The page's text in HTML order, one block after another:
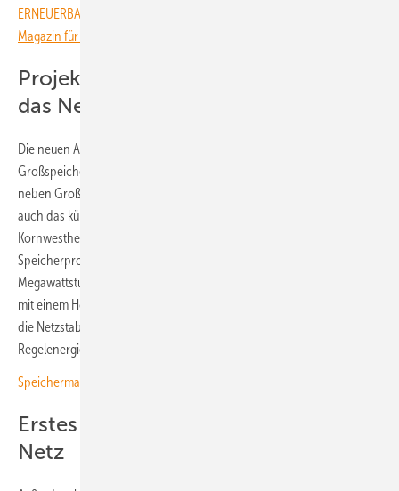
ERNEUERBARE ENERGIEN – dem größten verbandsunabhängigen
Magazin für erneuerbare Energien in Deutschland!
Projekt in Deutschland stabilisiert
das Netz
Die neuen Aufträge bauen auf einer wachsenden Referenzbasis im
Großspeichermarkt auf, die ADS-TEC vorweisen kann. Dazu zählen
neben Großspeichern, die schon seit 2016 zuverlässig am Netz sind,
auch das kürzlich gestartete Projekt für die Stadtwerke Ludwigsburg-
Kornwestheim in Deutschland. Hier beliefert ADS-TEC Energy ein
Speicherprojekt mit einer Gesamtkapazität von fünf
Megawattstunden. Das Batteriespeichersystem soll in Kombination
mit einem Holzheizkraftwerk eingesetzt werden und dazu beitragen,
die Netzstabilität zu erhöhen sowie die Teilnahme an Energie- und
Regelenergiemärkten zu ermöglichen.
Speichermarkt 2025: 600.000 neue Batteriesysteme installiert
Erstes Projekt in Österreich ist am
Netz